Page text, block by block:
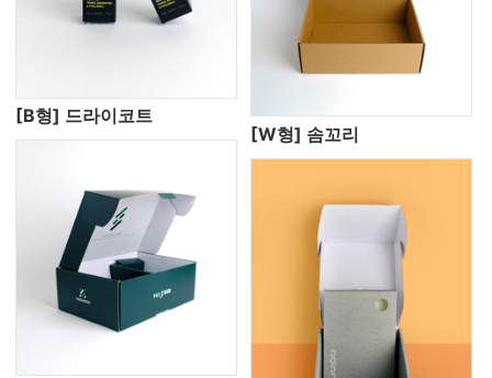
[B형] 드라이코트
[W형] 솜꼬리